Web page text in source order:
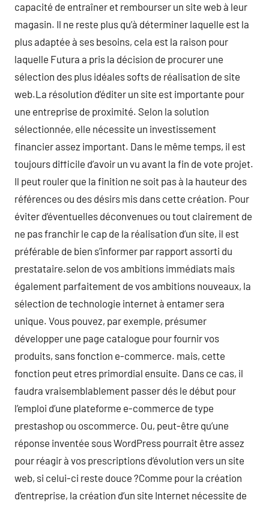
capacité de entraîner et rembourser un site web à leur
magasin. Il ne reste plus qu’à déterminer laquelle est la
plus adaptée à ses besoins, cela est la raison pour
laquelle Futura a pris la décision de procurer une
sélection des plus idéales softs de réalisation de site
web.La résolution d’éditer un site est importante pour
une entreprise de proximité. Selon la solution
sélectionnée, elle nécessite un investissement
financier assez important. Dans le même temps, il est
toujours difficile d’avoir un vu avant la fin de vote projet.
Il peut rouler que la finition ne soit pas à la hauteur des
références ou des désirs mis dans cette création. Pour
éviter d’éventuelles déconvenues ou tout clairement de
ne pas franchir le cap de la réalisation d’un site, il est
préférable de bien s’informer par rapport assorti du
prestataire.selon de vos ambitions immédiats mais
également parfaitement de vos ambitions nouveaux, la
sélection de technologie internet à entamer sera
unique. Vous pouvez, par exemple, présumer
développer une page catalogue pour fournir vos
produits, sans fonction e-commerce. mais, cette
fonction peut etres primordial ensuite. Dans ce cas, il
faudra vraisemblablement passer dés le début pour
l’emploi d’une plateforme e-commerce de type
prestashop ou oscommerce. Ou, peut-être qu’une
réponse inventée sous WordPress pourrait être assez
pour réagir à vos prescriptions d’évolution vers un site
web, si celui-ci reste douce ?Comme pour la création
d’entreprise, la création d’un site Internet nécessite de